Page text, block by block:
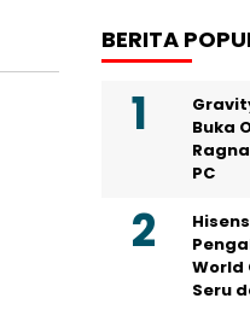
BERITA
Buka
PC
World
Seru